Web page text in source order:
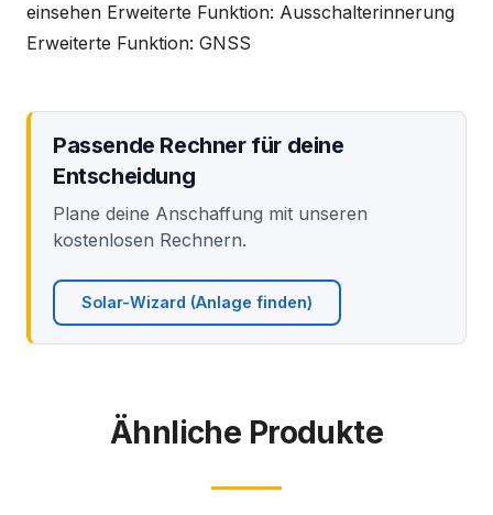
einsehen Erweiterte Funktion: Ausschalterinnerung
Erweiterte Funktion: GNSS
Passende Rechner für deine
Entscheidung
Plane deine Anschaffung mit unseren
kostenlosen Rechnern.
Solar-Wizard (Anlage finden)
Ähnliche Produkte